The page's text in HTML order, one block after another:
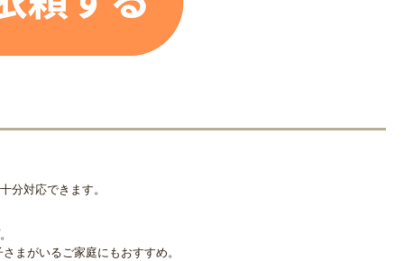
分対応できます。
まがいるご家庭にもおすすめ。